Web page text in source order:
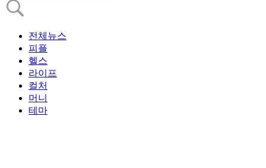
전체뉴스
피플
헬스
라이프
컬처
머니
테마